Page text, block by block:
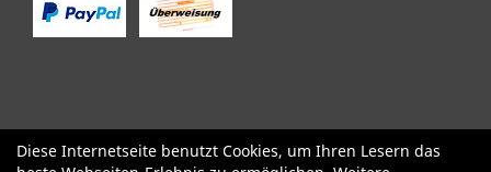
SALE Specialized Factor Cervélo BMC Orbea Yeti
Diese Internetseite benutzt Cookies, um Ihren Lesern das